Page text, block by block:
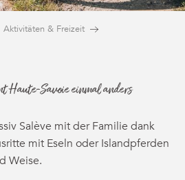
Aktivitäten & Freizeit
Haute-Savoie einmal anders
Salève mit der Familie dank
mit Eseln oder Islandpferden
Weise.